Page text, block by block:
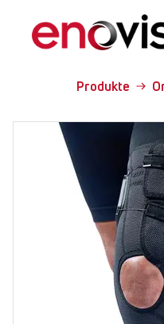
Produkte